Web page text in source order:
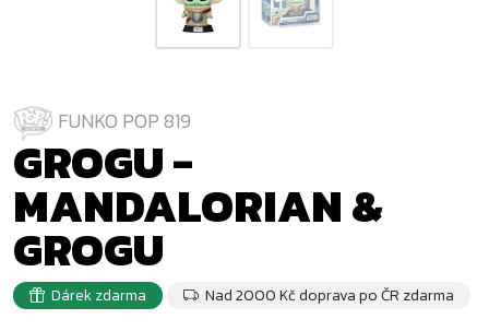
FUNKO POP 819
GROGU -
MANDALORIAN &
GROGU
Dárek zdarma Nad 2000 Kč doprava po ČR zdarma